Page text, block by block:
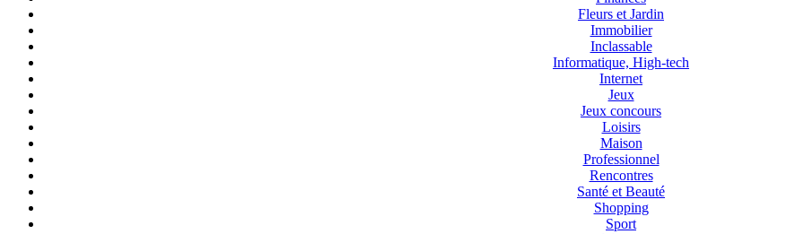
Fleurs et Jardin
Immobilier
Inclassable
Informatique, High-tech
Internet
Jeux
Jeux concours
Loisirs
Maison
Professionnel
Rencontres
Santé et Beauté
Shopping
Sport